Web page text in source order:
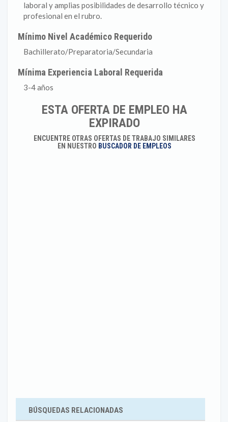
laboral y amplias posibilidades de desarrollo técnico y
profesional en el rubro.
Mínimo Nivel Académico Requerido
Bachillerato/Preparatoria/Secundaria
Mínima Experiencia Laboral Requerida
3-4 años
ESTA OFERTA DE EMPLEO HA
EXPIRADO
ENCUENTRE OTRAS OFERTAS DE TRABAJO SIMILARES
EN NUESTRO BUSCADOR DE EMPLEOS
BÚSQUEDAS RELACIONADAS